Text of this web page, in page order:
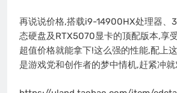
再说说价格,搭载i9-14900HX处理器、
态硬盘及RTX5070显卡的顶配版本,享
超值价格就能拿下!这么强的性能,配上
是游戏党和创作者的梦中情机,赶紧冲就